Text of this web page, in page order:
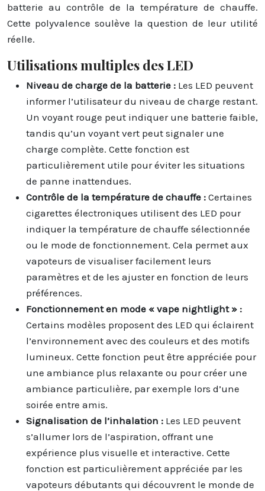
batterie au contrôle de la température de chauffe.
Cette polyvalence soulève la question de leur utilité
réelle.
Utilisations multiples des LED
Niveau de charge de la batterie : Les LED peuvent
informer l’utilisateur du niveau de charge restant.
Un voyant rouge peut indiquer une batterie faible,
tandis qu’un voyant vert peut signaler une
charge complète. Cette fonction est
particulièrement utile pour éviter les situations
de panne inattendues.
Contrôle de la température de chauffe : Certaines
cigarettes électroniques utilisent des LED pour
indiquer la température de chauffe sélectionnée
ou le mode de fonctionnement. Cela permet aux
vapoteurs de visualiser facilement leurs
paramètres et de les ajuster en fonction de leurs
préférences.
Fonctionnement en mode « vape nightlight » :
Certains modèles proposent des LED qui éclairent
l’environnement avec des couleurs et des motifs
lumineux. Cette fonction peut être appréciée pour
une ambiance plus relaxante ou pour créer une
ambiance particulière, par exemple lors d’une
soirée entre amis.
Signalisation de l’inhalation : Les LED peuvent
s’allumer lors de l’aspiration, offrant une
expérience plus visuelle et interactive. Cette
fonction est particulièrement appréciée par les
vapoteurs débutants qui découvrent le monde de